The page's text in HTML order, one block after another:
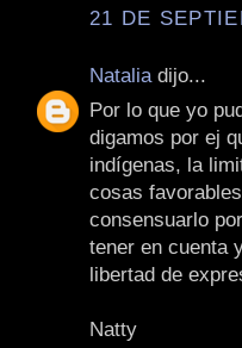
21 DE
Natalia dijo...
Por lo que yo
digamos por ej
indígenas, la
cosas
consensuarlo
tener en cuenta
libertad de
Natty